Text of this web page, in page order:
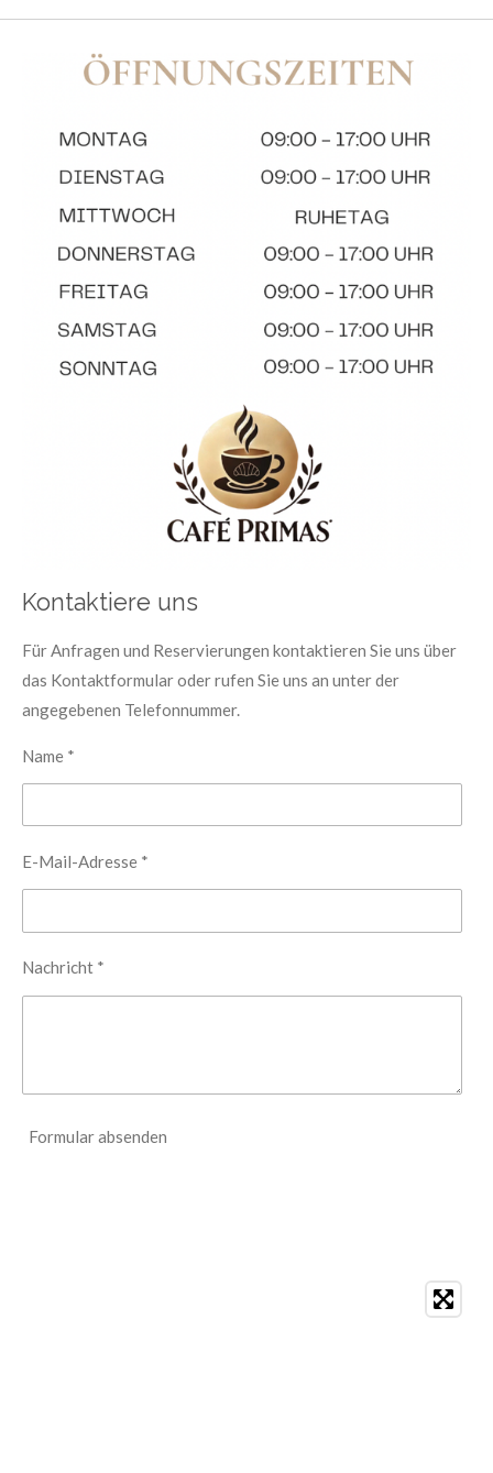
Kontaktiere uns
Für Anfragen und Reservierungen kontaktieren Sie uns über
das Kontaktformular oder rufen Sie uns an unter der
angegebenen Telefonnummer.
Name *
E-Mail-Adresse *
Nachricht *
Formular absenden